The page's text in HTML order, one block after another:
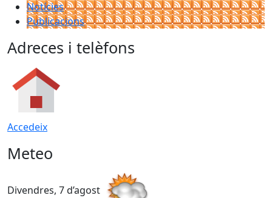
Notícies
Publicacions
Adreces i telèfons
Accedeix
Meteo
Divendres, 7 d’agost